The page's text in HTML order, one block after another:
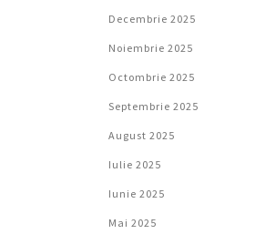
Decembrie 2025
Noiembrie 2025
Octombrie 2025
Septembrie 2025
August 2025
Iulie 2025
Iunie 2025
Mai 2025